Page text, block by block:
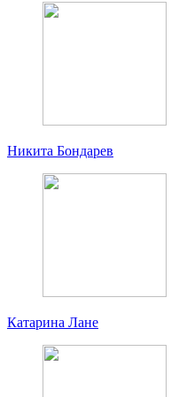
Никита Бондарев
Катарина Лане